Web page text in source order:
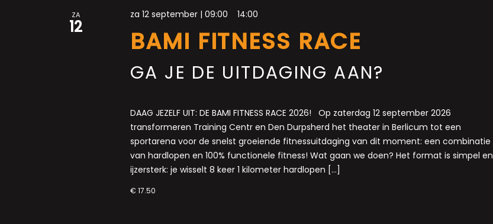
ZA
12
za 12 september | 09:00 14:00
BAMI FITNESS RACE
GA JE DE UITDAGING AAN?
DAAG JEZELF UIT: DE BAMI FITNESS RACE 2026! Op zaterdag 12 september 2026
transformeren Training Centr en Den Durpsherd het theater in Berlicum tot een
sportarena voor de snelst groeiende fitnessuitdaging van dit moment: een combinatie
van hardlopen en 100% functionele fitness! Wat gaan we doen? Het format is simpel en
ijzersterk: je wisselt 8 keer 1 kilometer hardlopen […]
€ 17.50